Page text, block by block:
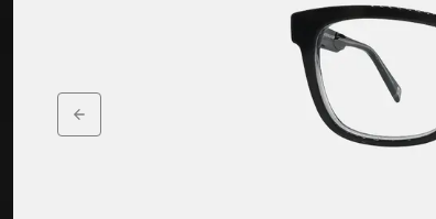
Previous slide